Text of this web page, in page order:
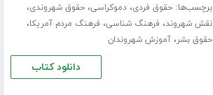
برچسب‌ها:حقوق فردی،دموکراسی،حقوق شهروندی،
نقش شهروند، فرهنگ شناسی، فرهنگ مردم آمریکا،
حقوق بشر،آموزش شهروندان
دانلود کتاب